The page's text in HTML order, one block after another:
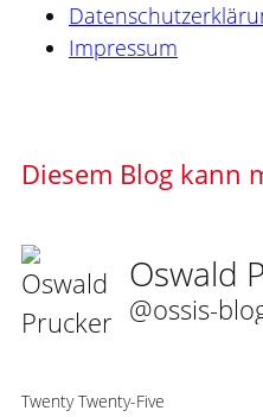
Impressum
Diesem Blog kann
Oswald
@ossis-
Twenty Twenty-Five